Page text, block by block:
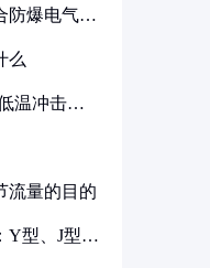
防爆电气设
么
温冲击要
流量的目的
Y型、J型、